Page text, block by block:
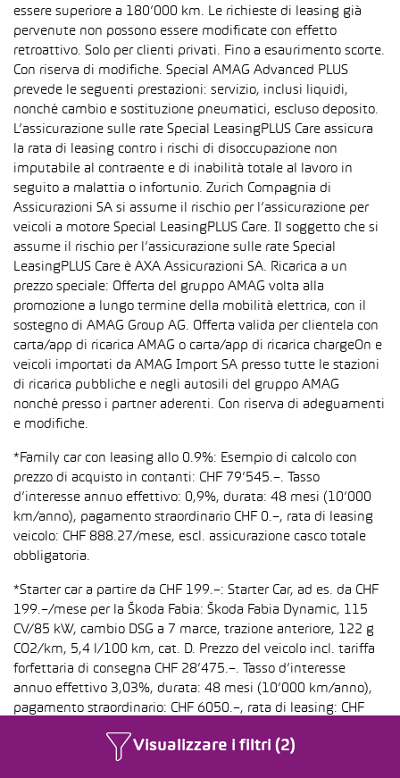
Visualizzare i filtri (2)
essere superiore a 180’000 km. Le richieste di leasing già
pervenute non possono essere modificate con effetto
retroattivo. Solo per clienti privati. Fino a esaurimento scorte.
Con riserva di modifiche. Special AMAG Advanced PLUS
prevede le seguenti prestazioni: servizio, inclusi liquidi,
nonché cambio e sostituzione pneumatici, escluso deposito.
L’assicurazione sulle rate Special LeasingPLUS Care assicura
la rata di leasing contro i rischi di disoccupazione non
imputabile al contraente e di inabilità totale al lavoro in
seguito a malattia o infortunio. Zurich Compagnia di
Assicurazioni SA si assume il rischio per l’assicurazione per
veicoli a motore Special LeasingPLUS Care. Il soggetto che si
assume il rischio per l’assicurazione sulle rate Special
LeasingPLUS Care è AXA Assicurazioni SA. Ricarica a un
prezzo speciale: Offerta del gruppo AMAG volta alla
promozione a lungo termine della mobilità elettrica, con il
sostegno di AMAG Group AG. Offerta valida per clientela con
carta/app di ricarica AMAG o carta/app di ricarica chargeOn e
veicoli importati da AMAG Import SA presso tutte le stazioni
di ricarica pubbliche e negli autosili del gruppo AMAG
nonché presso i partner aderenti. Con riserva di adeguamenti
e modifiche.
*Family car con leasing allo 0.9%: Esempio di calcolo con
prezzo di acquisto in contanti: CHF 79’545.–. Tasso
d’interesse annuo effettivo: 0,9%, durata: 48 mesi (10’000
km/anno), pagamento straordinario CHF 0.–, rata di leasing
veicolo: CHF 888.27/mese, escl. assicurazione casco totale
obbligatoria.
*Starter car a partire da CHF 199.–: Starter Car, ad es. da CHF
199.–/mese per la Škoda Fabia: Škoda Fabia Dynamic, 115
CV/85 kW, cambio DSG a 7 marce, trazione anteriore, 122 g
CO2/km, 5,4 l/100 km, cat. D. Prezzo del veicolo incl. tariffa
forfettaria di consegna CHF 28’475.–. Tasso d’interesse
annuo effettivo 3,03%, durata: 48 mesi (10’000 km/anno),
pagamento straordinario: CHF 6050.–, rata di leasing: CHF
obbligatoria esclusa. Modello raffigurato: Škoda Fabia